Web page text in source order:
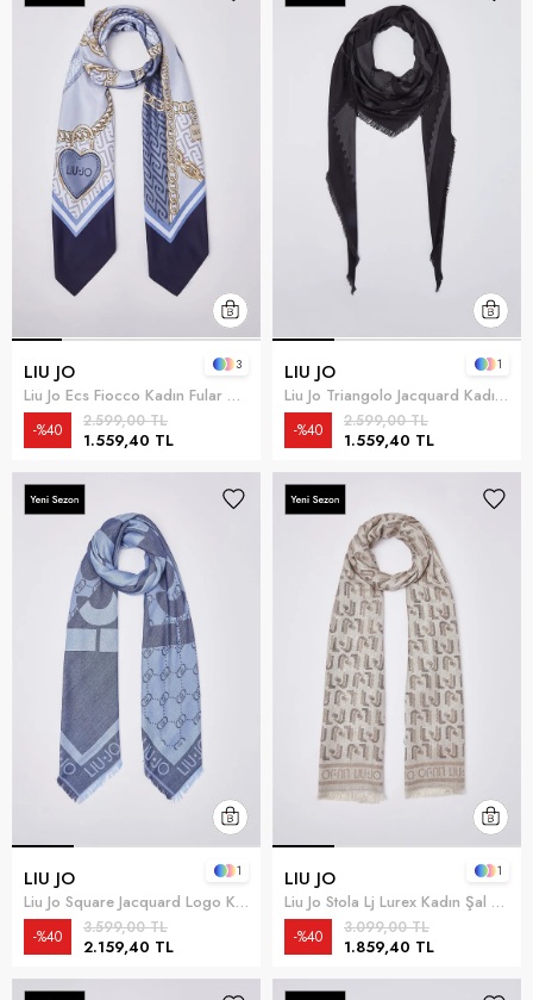
LIU JO
Liu Jo Ecs Fiocco Kadın Fular Mavi
1.559,40 TL
2.599,00 TL
%40
3 LIU JO
Liu Jo Triangolo Jacquard Kadın Şal Siyah
1.559,40 TL
2.599,00 TL
%40
1
LIU JO
Liu Jo Square Jacquard Logo Kadın Fular Mavi
2.159,40 TL
3.599,00 TL
%40
1 LIU JO
Liu Jo Stola Lj Lurex Kadın Şal Çok Renkli
1.859,40 TL
3.099,00 TL
%40
1